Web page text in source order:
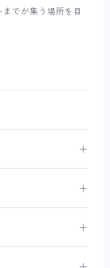
でが集う場所を目
＋
＋
＋